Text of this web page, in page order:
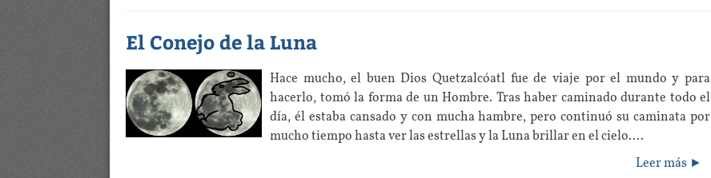
El Conejo de la Luna
Hace mucho, el buen Dios Quetzalcóatl fue de viaje por el mundo y para
hacerlo, tomó la forma de un Hombre. Tras haber caminado durante todo el
día, él estaba cansado y con mucha hambre, pero continuó su caminata por
mucho tiempo hasta ver las estrellas y la Luna brillar en el cielo....
Leer más ►